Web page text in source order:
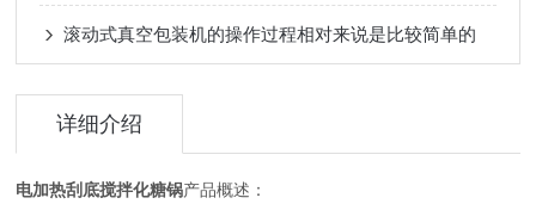
滚动式真空包装机的操作过程相对来说是比较简单的
详细介绍
电加热刮底搅拌化糖锅产品概述：